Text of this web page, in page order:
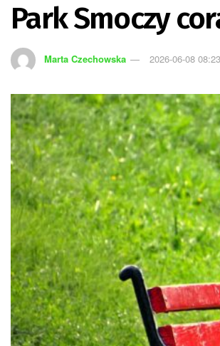
Park Smoczy
Marta Czechowska 2026-06-08 08:23